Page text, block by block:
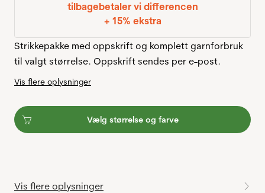
tilbagebetaler vi differencen
+ 15% ekstra
Strikkepakke med oppskrift og komplett garnforbruk
til valgt størrelse. Oppskrift sendes per e-post.
Vis flere oplysninger
Vælg størrelse og farve
Vis flere oplysninger